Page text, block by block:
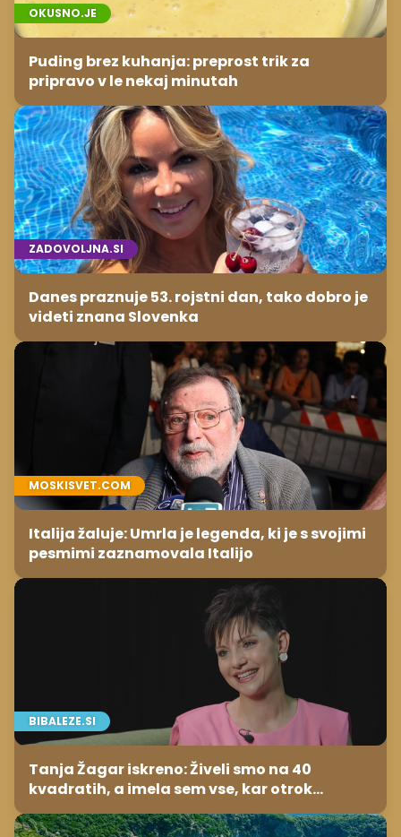
OKUSNO.JE
Puding brez kuhanja: preprost trik za
pripravo v le nekaj minutah
ZADOVOLJNA.SI
Danes praznuje 53. rojstni dan, tako dobro je
videti znana Slovenka
MOSKISVET.COM
Italija žaluje: Umrla je legenda, ki je s svojimi
pesmimi zaznamovala Italijo
BIBALEZE.SI
Tanja Žagar iskreno: Živeli smo na 40
kvadratih, a imela sem vse, kar otrok
potrebuje